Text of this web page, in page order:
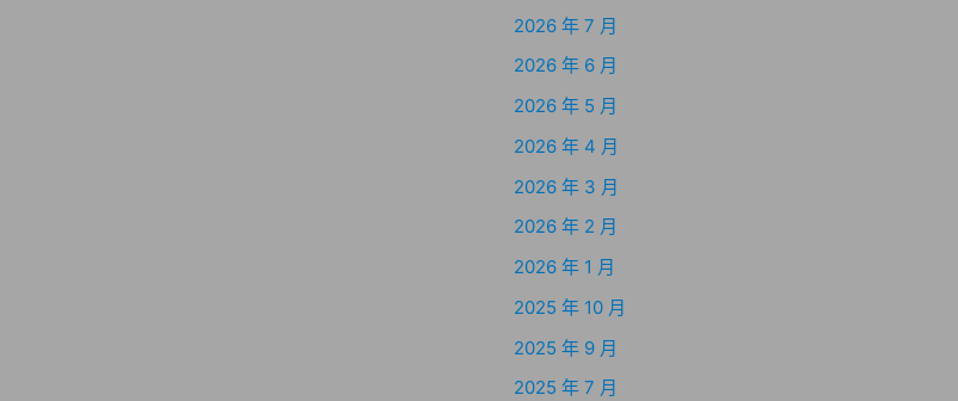
2026 年 7 月
2026 年 6 月
2026 年 5 月
2026 年 4 月
2026 年 3 月
2026 年 2 月
2026 年 1 月
2025 年 10 月
2025 年 9 月
2025 年 7 月